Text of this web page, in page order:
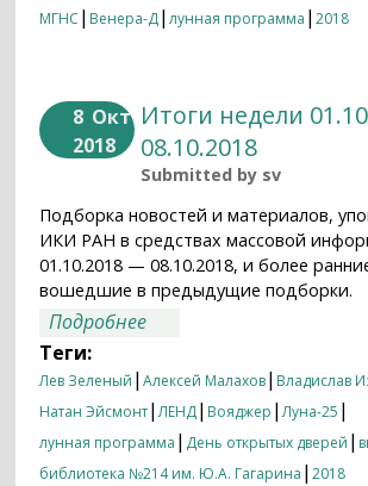
МГНС | Венера-Д|лунная программа |2018
8 Окт
2018
Итоги недели
08.10.2018
Submitted by sv
Подборка новостей и материалов,
ИКИ РАН в средствах массовой
01.10.2018 — 08.10.2018, и более
вошедшие в предыдущие подборки.
Подробнее
Теги:
Лев Зеленый |Алексей Малахов| Владислав
Натан Эйсмонт|ЛЕНД| Вояджер |Луна-25 |
лунная программа | День открытых дверей |
библиотека №214 им. Ю.А. Гагарина |2018